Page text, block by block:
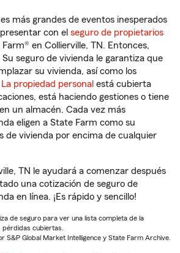
más grandes de eventos inesperados
con el seguro de propietarios
en Collierville, TN. Entonces,
Su seguro de vivienda le garantiza que
su vivienda, así como los
La propiedad personal está cubierta
está haciendo gestiones o tiene
un almacén. Cada vez más
eligen a State Farm como su
de vivienda por encima de cualquier
TN le ayudará a comenzar después
una cotización de seguro de
en línea. ¡Es rápido y sencillo!
de seguro para ver una lista completa de la
pérdidas cubiertas.
S&P Global Market Intelligence y State Farm Archive.